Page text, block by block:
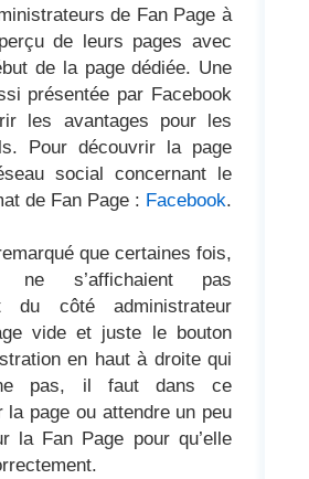
de Fan Page à
de leurs pages avec
de la page dédiée. Une
présentée par Facebook
les avantages pour les
Pour découvrir la page
social concernant le
de Fan Page : Facebook.
que certaines fois,
ne s’affichaient pas
du côté administrateur
vide et juste le bouton
en haut à droite qui
pas, il faut dans ce
page ou attendre un peu
la Fan Page pour qu’elle